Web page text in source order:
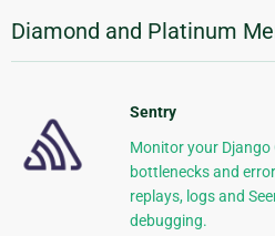
Diamond and Platinum
Sentry
Monitor your Django
bottlenecks and
replays, logs and
debugging.